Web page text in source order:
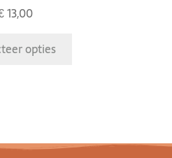
13,00
opties